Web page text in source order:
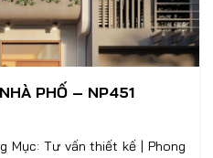
PHỐ – NP451
Mục: Tư vấn thiết kế | Phong